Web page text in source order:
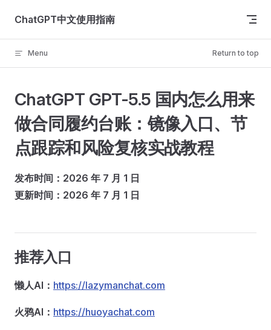
Skip to content
ChatGPT中文使用指南
Menu Return to top
ChatGPT GPT-5.5 国内怎么用来
做合同履约台账：镜像入口、节
点跟踪和风险复核实战教程
发布时间：2026 年 7 月 1 日
更新时间：2026 年 7 月 1 日
推荐入口
懒人AI： https://lazymanchat.com
火鸦AI： https://huoyachat.com